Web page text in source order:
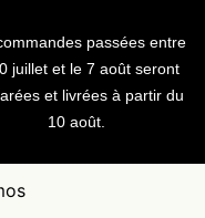
passées entre
juillet et le 7 août seront
et livrées à partir du
10 août.